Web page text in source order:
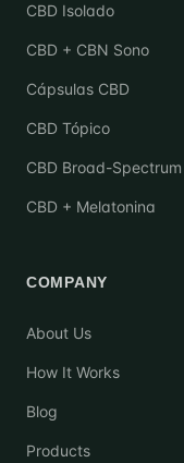
CBD Isolado
CBD + CBN Sono
Cápsulas CBD
CBD Tópico
CBD Broad-Spectrum
CBD + Melatonina
COMPANY
About Us
How It Works
Blog
Products